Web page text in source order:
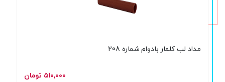
مداد لب کلمار بادوام شماره 208
۵۱۰,۰۰۰ تومان